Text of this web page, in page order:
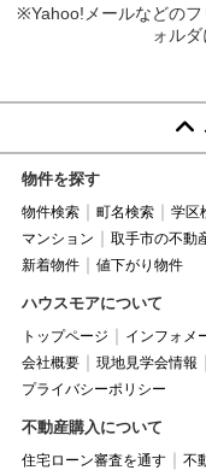
※Yahoo!メールなどの
ォル
物件を探す
物件検索 町名検索 学区
マンション
取手市の不動
新着物件
値下がり物件
ハウスモアについて
トップページ インフォメ
会社概要
現地見学会情報
プライバシーポリシー
不動産購入について
住宅ローン審査を通す 不